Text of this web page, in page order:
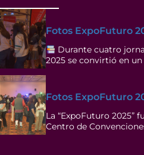
Fotos ExpoFuturo
Durante cuatro
2025 se convirtió en
Fotos ExpoFuturo
La “ExpoFuturo 2025”
Centro de